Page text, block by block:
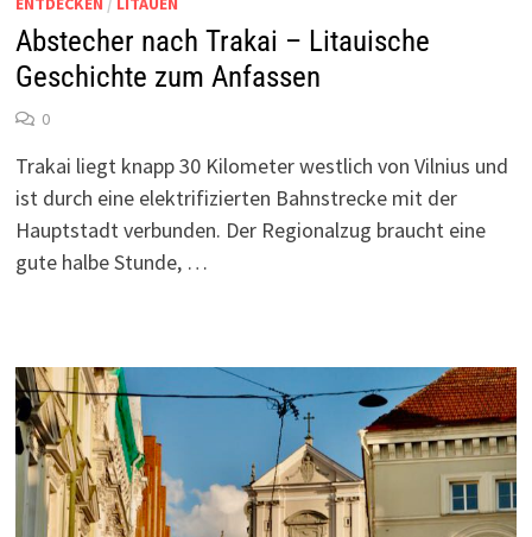
Abstecher nach Trakai – Litauische
Geschichte zum Anfassen
0
Trakai liegt knapp 30 Kilometer westlich von Vilnius und
ist durch eine elektrifizierten Bahnstrecke mit der
Hauptstadt verbunden. Der Regionalzug braucht eine
gute halbe Stunde, …